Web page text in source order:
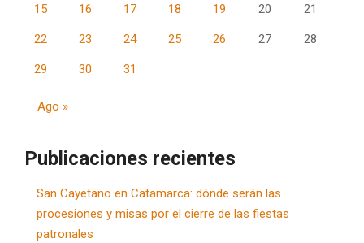
15 16 17 18 19 20 21
22 23 24 25 26 27 28
29 30 31
Ago »
Publicaciones recientes
San Cayetano en Catamarca: dónde serán las
procesiones y misas por el cierre de las fiestas
patronales